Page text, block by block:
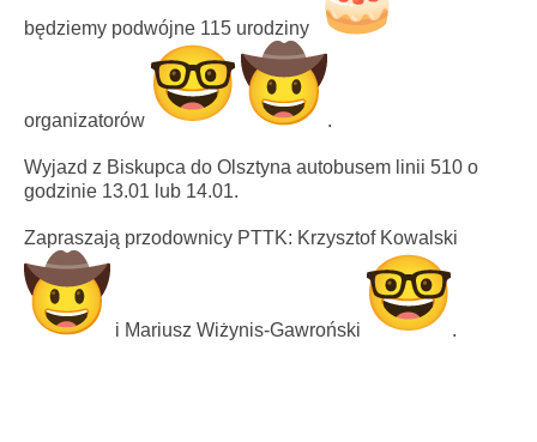
będziemy podwójne 115 urodziny
organizatorów .
Wyjazd z Biskupca do Olsztyna autobusem linii 510 o
godzinie 13.01 lub 14.01.
Zapraszają przodownicy PTTK: Krzysztof Kowalski
i Mariusz Wiżynis-Gawroński .